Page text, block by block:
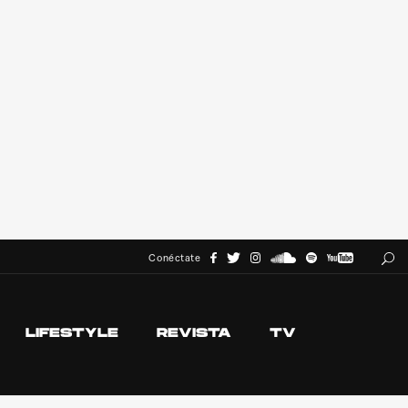
Conéctate
LIFESTYLE REVISTA TV